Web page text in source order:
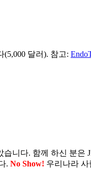
달러). 참고:
습니다. 함께 하신 분
. No Show! 우리나라